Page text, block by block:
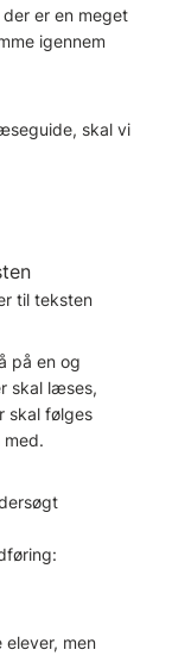
er en meget
igennem
skal vi
til teksten
på en og
skal læses,
skal følges
men